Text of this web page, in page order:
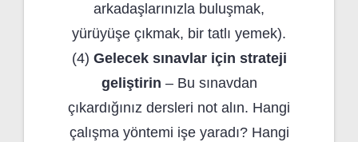
arkadaşlarınızla buluşmak,
yürüyüşe çıkmak, bir tatlı yemek).
(4) Gelecek sınavlar için strateji
geliştirin – Bu sınavdan
çıkardığınız dersleri not alın. Hangi
çalışma yöntemi işe yaradı? Hangi